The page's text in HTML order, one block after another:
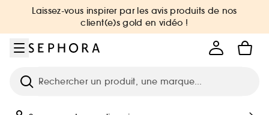
Aller au menu
Aller au contenu principal
Aller au pied de page
Laissez-vous inspirer par les avis produits de nos
client(e)s gold en vidéo !
Recherche